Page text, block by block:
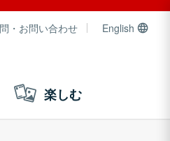
・お問い合わせ English
楽しむ